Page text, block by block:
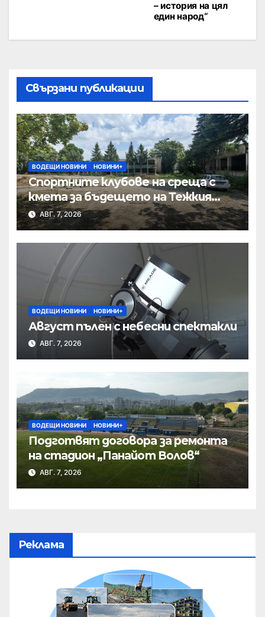
– история на цял
един народ“
Свързани публикации
ВОДЕЩИ НОВИНИ НОВИНИ+
Спортните клубове на среща с
кмета за бъдещето на Тежкия
полк
АВГ. 7, 2026
ВОДЕЩИ НОВИНИ НОВИНИ+
Август пълен с небесни спектакли
АВГ. 7, 2026
ВОДЕЩИ НОВИНИ НОВИНИ+
Подготвят договора за ремонта
на стадион „Панайот Волов“
АВГ. 7, 2026
Реклама